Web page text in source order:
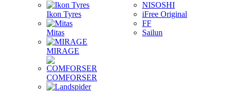
Ikon Tyres
Mitas
MIRAGE
COMFORSER
NISOSHI
iFree Original
FF
Sailun